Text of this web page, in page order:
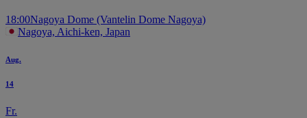
18:00Nagoya Dome (Vantelin Dome Nagoya)
Nagoya, Aichi-ken, Japan
Aug.
14
Fr.